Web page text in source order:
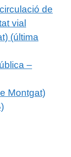
de
vial
(última
–
Montgat)